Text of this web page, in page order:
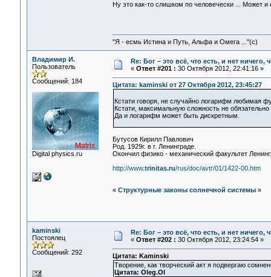
Ну это как-то слишком по человечески ... Может
"Я - есмь Истина и Путь, Альфа и Омега ..."(с)
Владимир И.
Пользователь
Сообщений: 184
Digital physics.ru
Re: Бог – это всё, что есть, и нет
« Ответ #201 : 30 Октября 2012, 22:41:16 »
Цитата: kaminski от 27 Октября 2012, 23:45:27
Кстати говоря, не случайно логарифм любимая
Кстати, максимальную сложность не
Да и логарифм может быть дискретным.
Бутусов Кирилл Павлович
Род. 1929г. в г. Ленинграде.
Окончил физико - механический факультет
http://www.trinitas.ru/rus/doc/avtr/01/1422-00.htm
« Структурные законы солнечной системы»
kaminski
Постоялец
Сообщений: 292
Re: Бог – это всё, что есть, и нет
« Ответ #202 : 30 Октября 2012, 23:24:54 »
Цитата: Kaminski
Творение, как творческий акт я подвергаю
Цитата: Oleg.Ol